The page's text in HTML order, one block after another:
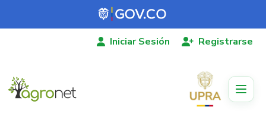
Pasar al contenido principal
Iniciar Sesión Registrarse